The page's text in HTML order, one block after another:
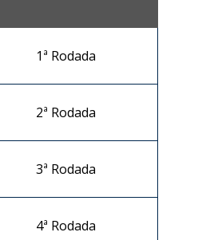
1ª Rodada
2ª Rodada
3ª Rodada
4ª Rodada